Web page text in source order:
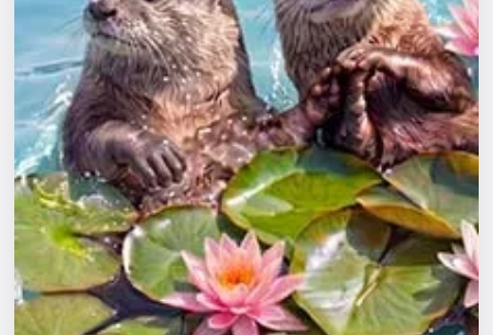
Города
Площадки
Артисты
Рейтинги